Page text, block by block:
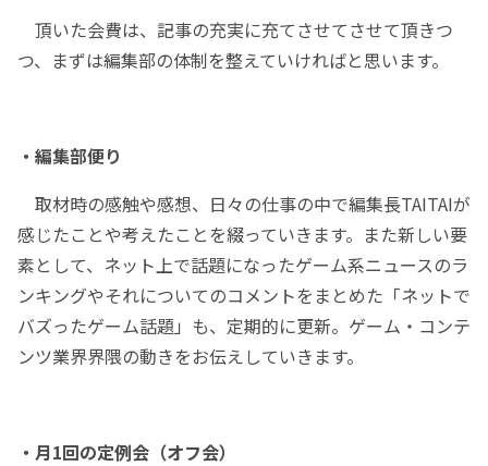
頂いた会費は、記事の充実に充てさせてさせて頂きつ
つ、まずは編集部の体制を整えていければと思います。
・編集部便り
取材時の感触や感想、日々の仕事の中で編集長TAITAIが
感じたことや考えたことを綴っていきます。また新しい要
素として、ネット上で話題になったゲーム系ニュースのラ
ンキングやそれについてのコメントをまとめた「ネットで
バズったゲーム話題」も、定期的に更新。ゲーム・コンテ
ンツ業界界隈の動きをお伝えしていきます。
・月1回の定例会（オフ会）